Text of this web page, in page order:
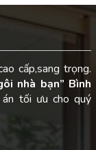
cấp,sang trọng.
nhà bạn” Bình
tối ưu cho quý